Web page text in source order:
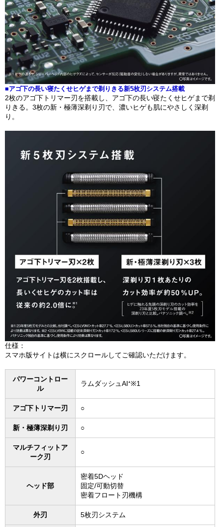
■アゴ下の長い寝たくせヒゲまで剃りきる新5枚刃システム搭載
2枚のアゴ下トリマー刃を搭載し、アゴ下の長い寝たくせヒゲまで剃
りきる。3枚の新・極薄深剃り刃で、濃いヒゲも肌にやさしく深剃
り。
仕様：
スマホ版サイトは横にスクロールしてご確認いただけます。
パワーコントロー
ル
ラムダッシュAI⁺※1
アゴ下トリマー刃 ○
新・極薄深剃り刃 ○
マルチフィットア
ーク刃
○
ヘッド部
密着5Dヘッド
固定/可動切替
密着フロート刃機構
外刃 5枚刃システム